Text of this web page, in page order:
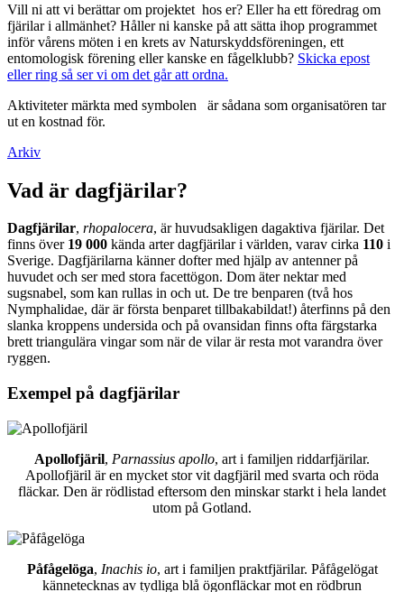
Vill ni att vi berättar om projektet hos er? Eller ha ett föredrag om
fjärilar i allmänhet? Håller ni kanske på att sätta ihop programmet
inför vårens möten i en krets av Naturskyddsföreningen, ett
entomologisk förening eller kanske en fågelklubb? Skicka epost
eller ring så ser vi om det går att ordna.
Aktiviteter märkta med symbolen
är sådana som organisatören tar
ut en kostnad för.
Arkiv
Vad är dagfjärilar?
Dagfjärilar, rhopalocera, är huvudsakligen dagaktiva fjärilar. Det
finns över 19 000 kända arter dagfjärilar i världen, varav cirka 110 i
Sverige. Dagfjärilarna känner dofter med hjälp av antenner på
huvudet och ser med stora facettögon. Dom äter nektar med
sugsnabel, som kan rullas in och ut. De tre benparen (två hos
Nymphalidae, där är första benparet tillbakabildat!) återfinns på den
slanka kroppens undersida och på ovansidan finns ofta färgstarka
brett triangulära vingar som när de vilar är resta mot varandra över
ryggen.
Exempel på dagfjärilar
Apollofjäril, Parnassius apollo, art i familjen riddarfjärilar.
Apollofjäril är en mycket stor vit dagfjäril med svarta och röda
fläckar. Den är rödlistad eftersom den minskar starkt i hela landet
utom på Gotland.
Påfågelöga, Inachis io, art i familjen praktfjärilar. Påfågelögat
kännetecknas av tydliga blå ögonfläckar mot en rödbrun